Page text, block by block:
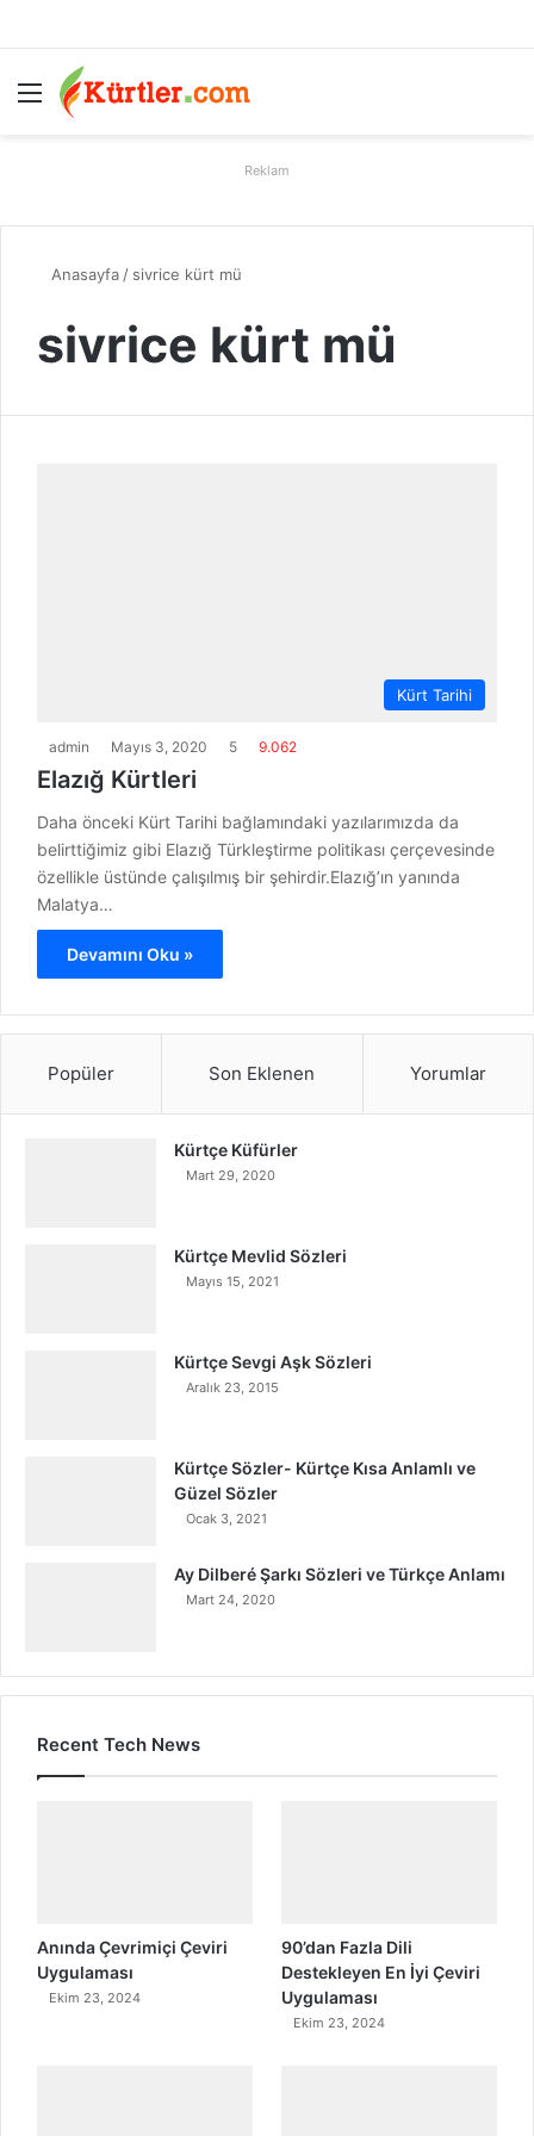
Menü
Reklam
Anasayfa / sivrice kürt mü
sivrice kürt mü
Kürt Tarihi
admin Mayıs 3, 2020 5 9.062
Elazığ Kürtleri
Daha önceki Kürt Tarihi bağlamındaki yazılarımızda da
belirttiğimiz gibi Elazığ Türkleştirme politikası çerçevesinde
özellikle üstünde çalışılmış bir şehirdir.Elazığ’ın yanında
Malatya…
Devamını Oku »
Popüler Son Eklenen Yorumlar
Kürtçe Küfürler
Mart 29, 2020
Kürtçe Mevlid Sözleri
Mayıs 15, 2021
Kürtçe Sevgi Aşk Sözleri
Aralık 23, 2015
Kürtçe Sözler- Kürtçe Kısa Anlamlı ve
Güzel Sözler
Ocak 3, 2021
Ay Dilberé Şarkı Sözleri ve Türkçe Anlamı
Mart 24, 2020
Recent Tech News
Anında Çevrimiçi Çeviri
Uygulaması
Ekim 23, 2024
90’dan Fazla Dili
Destekleyen En İyi Çeviri
Uygulaması
Ekim 23, 2024